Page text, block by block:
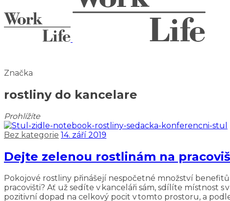
Značka
rostliny do kancelare
Prohlížíte
Bez kategorie 14. září 2019
Dejte zelenou rostlinám na
Pokojové rostliny přinášejí nespočetné množství
pracovišti? Ať už sedíte v kanceláři sám, sdílíte místnost
pozitivní dopad na celkový pocit v tomto prostoru, a